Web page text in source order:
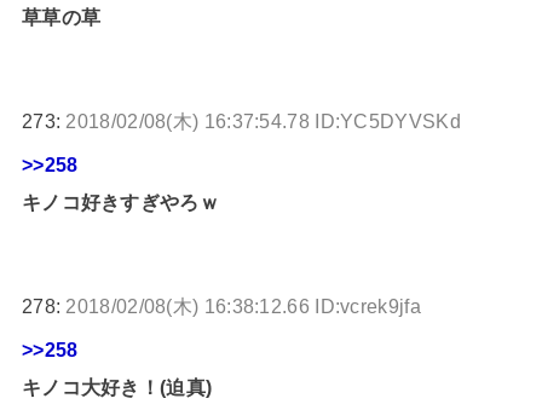
草草の草
273: 2018/02/08(木) 16:37:54.78 ID:YC5DYVSKd
>>258
キノコ好きすぎやろｗ
278: 2018/02/08(木) 16:38:12.66 ID:vcrek9jfa
>>258
キノコ大好き！(迫真)